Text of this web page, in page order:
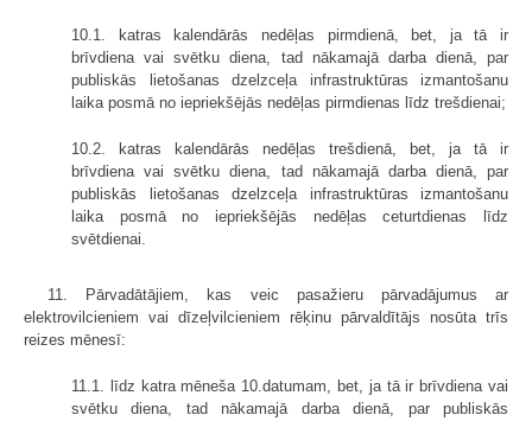
10.1. katras kalendārās nedēļas pirmdienā, bet, ja tā ir
brīvdiena vai svētku diena, tad nākamajā darba dienā, par
publiskās lietošanas dzelzceļa infrastruktūras izmantošanu
laika posmā no iepriekšējās nedēļas pirmdienas līdz trešdienai;
10.2. katras kalendārās nedēļas trešdienā, bet, ja tā ir
brīvdiena vai svētku diena, tad nākamajā darba dienā, par
publiskās lietošanas dzelzceļa infrastruktūras izmantošanu
laika posmā no iepriekšējās nedēļas ceturtdienas līdz
svētdienai.
11. Pārvadātājiem, kas veic pasažieru pārvadājumus ar
elektrovilcieniem vai dīzeļvilcieniem rēķinu pārvaldītājs nosūta trīs
reizes mēnesī:
11.1. līdz katra mēneša 10.datumam, bet, ja tā ir brīvdiena vai
svētku diena, tad nākamajā darba dienā, par publiskās